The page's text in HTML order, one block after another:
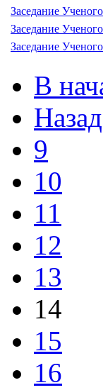
Заседание
Заседание
Заседание
В
Назад
9
10
11
12
13
14
15
16